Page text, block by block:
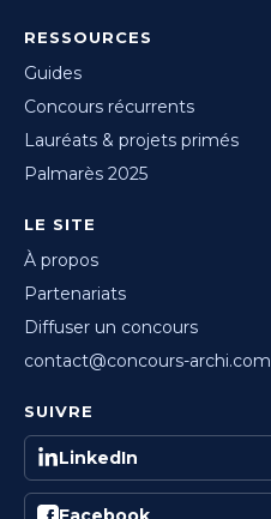
RESSOURCES
Guides
Concours récurrents
Lauréats & projets primés
Palmarès 2025
LE SITE
À propos
Partenariats
Diffuser un concours
contact@concours-archi.com
SUIVRE
LinkedIn